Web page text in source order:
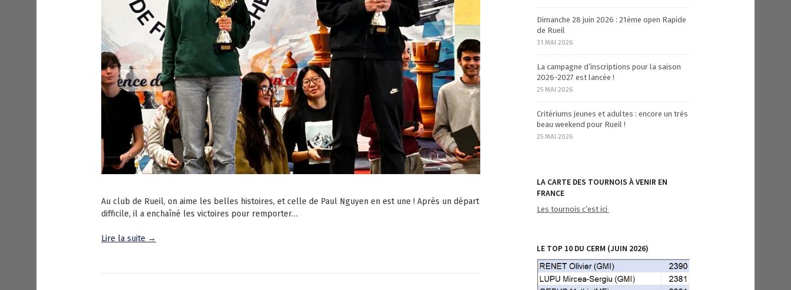
Au club de Rueil, on aime les belles histoires, et celle de Paul Nguyen en est une ! Après un départ
difficile, il a enchaîné les victoires pour remporter…
Lire la suite →
Dimanche 28 juin 2026 : 21ème open Rapide
de Rueil
31 MAI 2026
La campagne d’inscriptions pour la saison
2026-2027 est lancée !
25 MAI 2026
Critériums jeunes et adultes : encore un très
beau weekend pour Rueil !
25 MAI 2026
LA CARTE DES TOURNOIS À VENIR EN
FRANCE
Les tournois c’est ici
LE TOP 10 DU CERM (JUIN 2026)